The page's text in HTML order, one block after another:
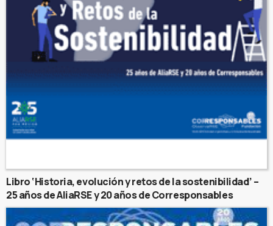
Libro ‘Historia, evolución y retos de la sostenibilidad’ –
25 años de AliaRSE y 20 años de Corresponsables